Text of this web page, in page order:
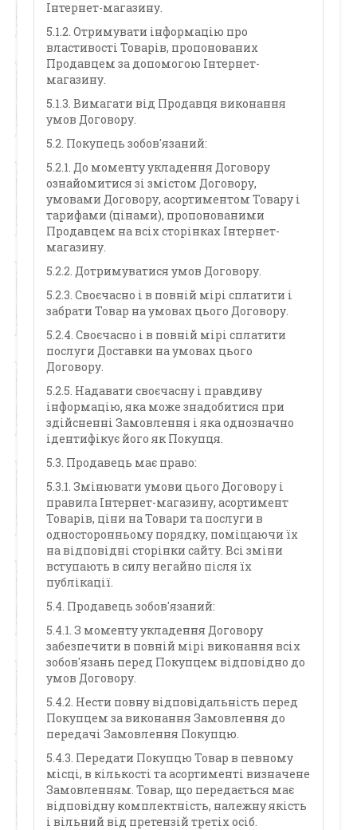
Інтернет-магазину.
5.1.2. Отримувати інформацію про
властивості Товарів, пропонованих
Продавцем за допомогою Інтернет-
магазину.
5.1.3. Вимагати від Продавця виконання
умов Договору.
5.2. Покупець зобов'язаний:
5.2.1. До моменту укладення Договору
ознайомитися зі змістом Договору,
умовами Договору, асортиментом Товару і
тарифами (цінами), пропонованими
Продавцем на всіх сторінках Інтернет-
магазину.
5.2.2. Дотримуватися умов Договору.
5.2.3. Своєчасно і в повній мірі сплатити і
забрати Товар на умовах цього Договору.
5.2.4. Своєчасно і в повній мірі сплатити
послуги Доставки на умовах цього
Договору.
5.2.5. Надавати своєчасну і правдиву
інформацію, яка може знадобитися при
здійсненні Замовлення і яка однозначно
ідентифікує його як Покупця.
5.3. Продавець має право:
5.3.1. Змінювати умови цього Договору і
правила Інтернет-магазину, асортимент
Товарів, ціни на Товари та послуги в
односторонньому порядку, поміщаючи їх
на відповідні сторінки сайту. Всі зміни
вступають в силу негайно після їх
публікації.
5.4. Продавець зобов'язаний:
5.4.1. З моменту укладення Договору
забезпечити в повній мірі виконання всіх
зобов'язань перед Покупцем відповідно до
умов Договору.
5.4.2. Нести повну відповідальність перед
Покупцем за виконання Замовлення до
передачі Замовлення Покупцю.
5.4.3. Передати Покупцю Товар в певному
місці, в кількості та асортименті визначене
Замовленням. Товар, що передається має
відповідну комплектність, належну якість
і вільний від претензій третіх осіб.